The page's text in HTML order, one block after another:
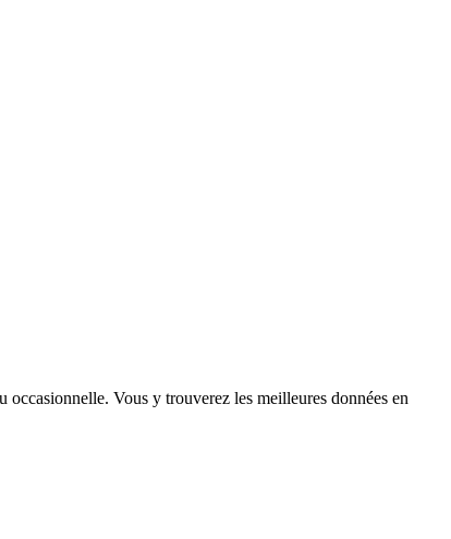
Vous y trouverez les meilleures données en